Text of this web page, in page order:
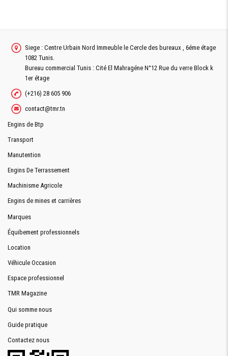
Siege : Centre Urbain Nord Immeuble le Cercle des bureaux , 6éme étage
1082 Tunis.
Bureau commercial Tunis : Cité El Mahragéne N°12 Rue du verre Block k
1er étage
(+216) 28 605 906
contact@tmr.tn
Engins de Btp
Transport
Manutention
Engins De Terrassement
Machinisme Agricole
Engins de mines et carrières
Marques
Équibement professionnels
Location
Véhicule Occasion
Espace professionnel
TMR Magazine
Qui somme nous
Guide pratique
Contactez nous